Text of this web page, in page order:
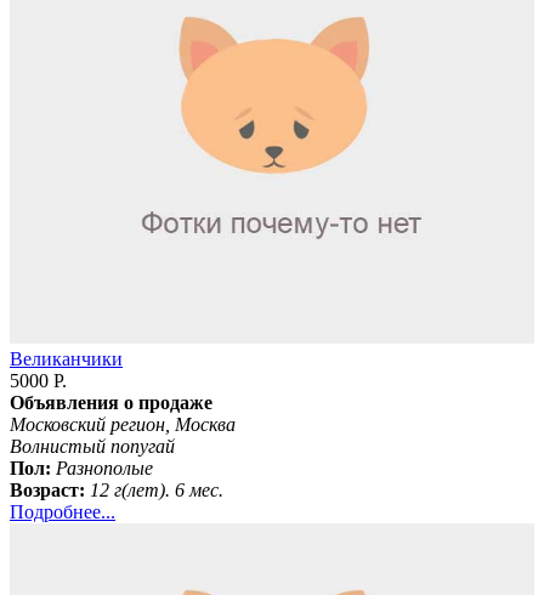
Великанчики
5000 Р.
Объявления о продаже
Московский регион, Москва
Волнистый попугай
Пол: Разнополые
Возраст: 12 г(лет). 6 мес.
Подробнее...